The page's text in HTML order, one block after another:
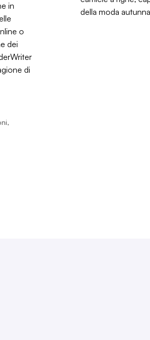
in
o
dei
di